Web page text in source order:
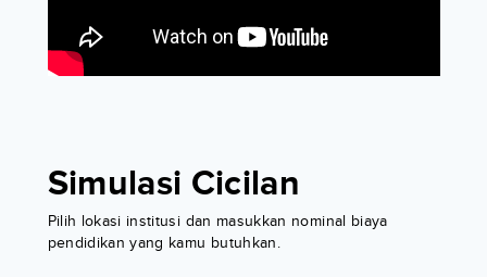
Simulasi Cicilan
Pilih lokasi institusi dan masukkan nominal biaya
pendidikan yang kamu butuhkan.